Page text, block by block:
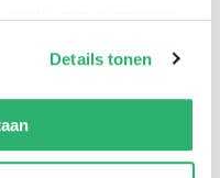
aanpassen
die uw gegevens
Details tonen
uit de geschiedenis